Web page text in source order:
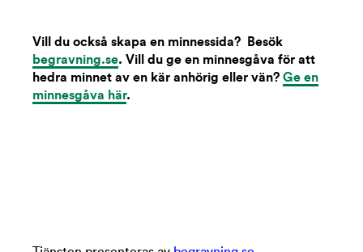
Vill du också skapa en minnessida? Besök
begravning.se. Vill du ge en minnesgåva för att
hedra minnet av en kär anhörig eller vän? Ge en
minnesgåva här.